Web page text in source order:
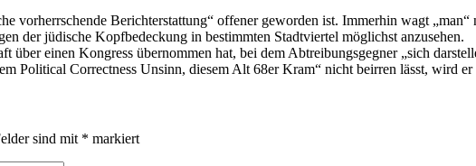
vorherrschende Berichterstattung“ offener geworden ist. Immerhin wagt „man“
der jüdische Kopfbedeckung in bestimmten Stadtviertel möglichst anzusehen.
über einen Kongress übernommen hat, bei dem Abtreibungsgegner „sich
Political Correctness Unsinn, diesem Alt 68er Kram“ nicht beirren lässt, wird
sind mit * markiert